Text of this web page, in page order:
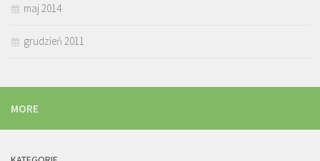
maj 2014
grudzień 2011
MORE